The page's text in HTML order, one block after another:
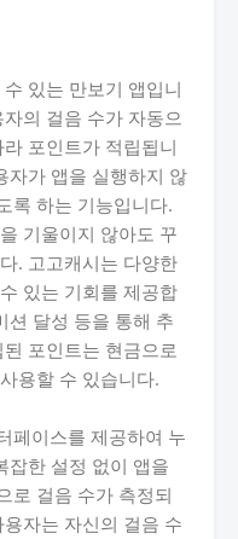
있는 만보기 앱입니
의 걸음 수가 자동으
포인트가 적립됩니
자가 앱을 실행하지 않
록 하는 기능입니다.
기울이지 않아도 꾸
. 고고캐시는 다양한
있는 기회를 제공합
션 달성 등을 통해 추
포인트는 현금으로
용할 수 있습니다.
페이스를 제공하여 누
잡한 설정 없이 앱을
로 걸음 수가 측정되
자는 자신의 걸음 수